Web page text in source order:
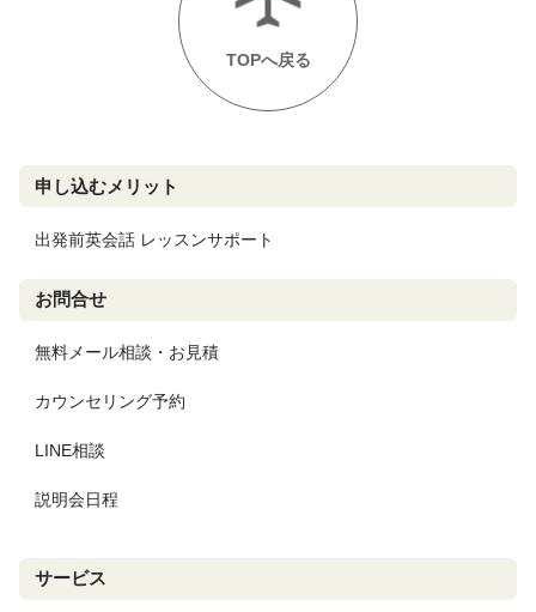
TOPへ戻る
申し込むメリット
出発前英会話 レッスンサポート
お問合せ
無料メール相談・お見積
カウンセリング予約
LINE相談
説明会日程
サービス